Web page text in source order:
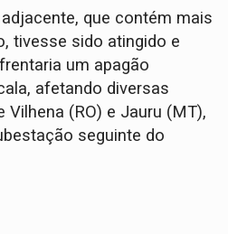
que contém mais
tivesse sido atingido e
um apagão
afetando diversas
(RO) e Jauru (MT),
seguinte do